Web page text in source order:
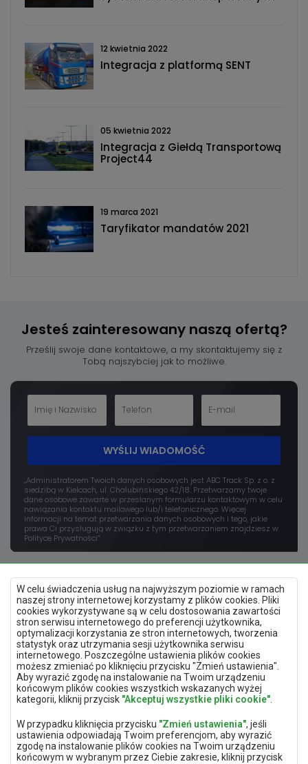
W celu świadczenia usług na najwyższym poziomie w ramach
naszej strony internetowej korzystamy z plików cookies. Pliki
cookies wykorzystywane są w celu dostosowania zawartości
stron serwisu internetowego do preferencji użytkownika,
optymalizacji korzystania ze stron internetowych, tworzenia
statystyk oraz utrzymania sesji użytkownika serwisu
internetowego. Poszczególne ustawienia plików cookies
możesz zmieniać po kliknięciu przycisku "Zmień ustawienia".
Aby wyrazić zgodę na instalowanie na Twoim urządzeniu
końcowym plików cookies wszystkich wskazanych wyżej
kategorii, kliknij przycisk "Akceptuj wszystkie pliki cookie"
W przypadku kliknięcia przycisku "Zmień ustawienia", jeśli
ustawienia odpowiadają Twoim preferencjom, aby wyrazić
zgodę na instalowanie plików cookies na Twoim urządzeniu
końcowym w wybranym przez Ciebie zakresie, kliknij przycisk
12 kwietnia 2022
Integracja z platformą SENT
05 kwietnia 2022
Integracja z Giełdą Transportową
Project44
19 marca 2021
Taryfikator mandatów 2021
Jesteś zainteresowany naszą ofertą?
Prześlij swoje dane kontaktowe, a my skontaktujemy się z
Tobą najszybciej jak to możliwe.
WYŚLIJ WIADOMOŚĆ
„Administratorem Twoich danych osobowych jest ABC Track Sp. z o. z
siedzibą w Kielcach, ul. Chałubińskiego 42/18. Przetwarzamy twoje
dane osobowe zawarte w przesłanym formularzu kontaktowym w celu
nawiązania kontaktu mailowego lub/i telefonicznego. Więcej
informacji na temat przetwarzania danych osobowych i tego, jakie
prawa Ci przysługują w związku z tym przetwarzaniem znajdziesz w
Polityce Prywatności”
Polityka prywatności
Mapa strony
Deklaracja dostępności
Zmień ustawienia prywatności
Aplikacja mobilna